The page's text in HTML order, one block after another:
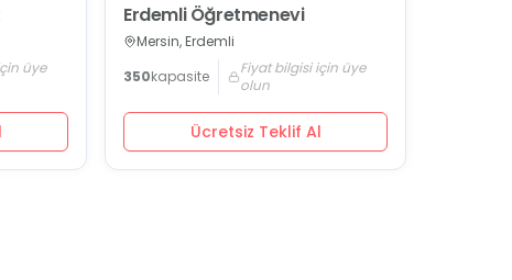
üye
Erdemli Öğretmenevi
Mersin, Erdemli
350kapasite
Fiyat bilgisi için üye
olun
Ücretsiz Teklif Al